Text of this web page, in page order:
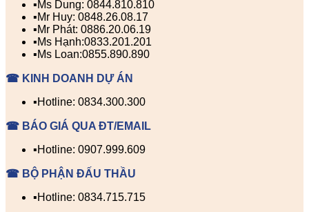
▪️Ms Dung: 0844.810.810
▪️Mr Huy: 0848.26.08.17
▪️Mr Phát: 0886.20.06.19
▪️Ms Hạnh:0833.201.201
▪️Ms Loan:0855.890.890
☎ KINH DOANH DỰ ÁN
▪️Hotline: 0834.300.300
☎ BÁO GIÁ QUA ĐT/EMAIL
▪️Hotline: 0907.999.609
☎ BỘ PHẬN ĐẤU THẦU
▪️Hotline: 0834.715.715